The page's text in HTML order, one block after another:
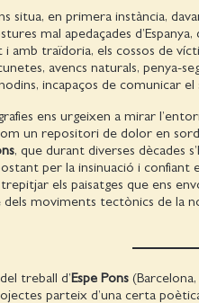
situa, en primera instància,
mal apedaçades
amb traïdoria, els cossos de
avencs naturals, penya-
incapaços de comunicar
ens urgeixen a mirar
un repositori de dolor en
, que durant diverses dècades
per la insinuació i
els paisatges que ens
dels moviments tectònics de la
treball d’Espe Pons(Barcelona,
parteix d’una certa